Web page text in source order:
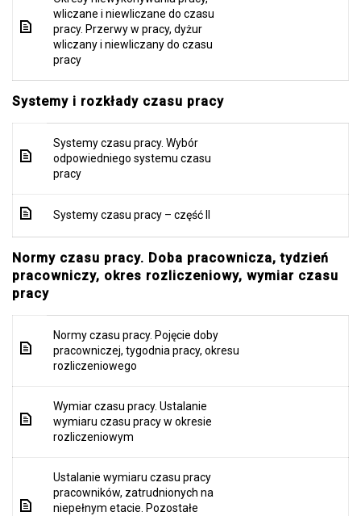
wliczane i niewliczane do czasu
pracy. Przerwy w pracy, dyżur
wliczany i niewliczany do czasu
pracy
Systemy i rozkłady czasu pracy
Systemy czasu pracy. Wybór
odpowiedniego systemu czasu
pracy
Systemy czasu pracy – część II
Normy czasu pracy. Doba pracownicza, tydzień
pracowniczy, okres rozliczeniowy, wymiar czasu
pracy
Normy czasu pracy. Pojęcie doby
pracowniczej, tygodnia pracy, okresu
rozliczeniowego
Wymiar czasu pracy. Ustalanie
wymiaru czasu pracy w okresie
rozliczeniowym
Ustalanie wymiaru czasu pracy
pracowników, zatrudnionych na
niepełnym etacie. Pozostałe